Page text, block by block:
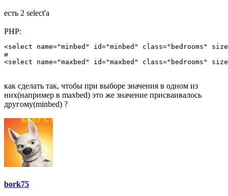
есть 2 select'a
PHP:
<select name="minbed" id="minbed" class="bedrooms"
и
<select name="maxbed" id="maxbed" class="bedrooms"
как сделать так, чтобы при выборе значения в одном из
них(например в maxbed) это же значение присваивалось
другому(minbed) ?
bork75